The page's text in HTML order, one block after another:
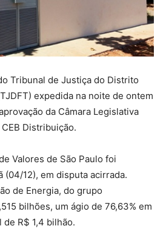
Tribunal de Justiça do Distrito
expedida na noite de ontem
da Câmara Legislativa
Distribuição.
Valores de São Paulo foi
(04/12), em disputa acirrada.
de Energia, do grupo
bilhões, um ágio de 76,63% em
R$ 1,4 bilhão.